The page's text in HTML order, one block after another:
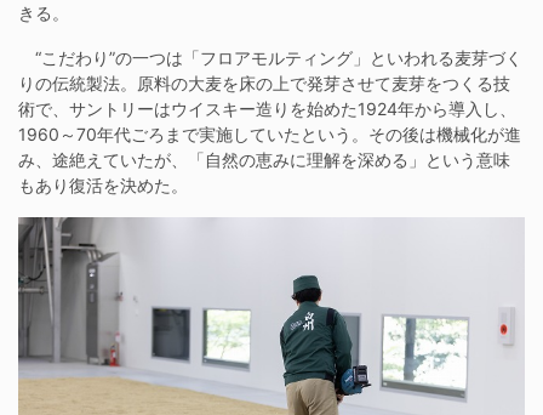
きる。
“こだわり”の一つは「フロアモルティング」といわれる麦芽づく
りの伝統製法。原料の大麦を床の上で発芽させて麦芽をつくる技
術で、サントリーはウイスキー造りを始めた1924年から導入し、
1960～70年代ごろまで実施していたという。その後は機械化が進
み、途絶えていたが、「自然の恵みに理解を深める」という意味
もあり復活を決めた。